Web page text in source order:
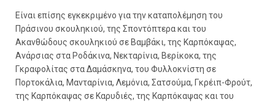
Είναι επίσης εγκεκριμένο για την καταπολέμηση του
Πράσινου σκουληκιού, της Σποντόπτερα και του
Ακανθώδους σκουληκιού σε Βαμβάκι, της Καρπόκαψας,
Ανάρσιας στα Ροδάκινα, Νεκταρίνια, Βερίκοκα, της
Γκραφολίτας στα Δαμάσκηνα, του Φυλλοκνίστη σε
Πορτοκάλια, Μανταρίνια, Λεμόνια, Σατσούμα, Γκρέιπ-Φρούτ,
της Καρπόκαψας σε Καρυδιές, της Καρπόκαψας και του